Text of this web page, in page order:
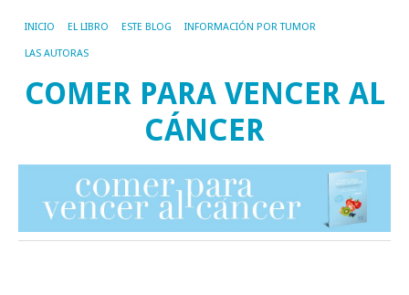
INICIO EL LIBRO ESTE BLOG INFORMACIÓN POR TUMOR
LAS AUTORAS
COMER PARA VENCER AL
CÁNCER